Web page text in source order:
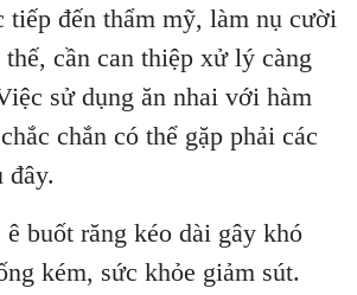
tiếp đến thẩm mỹ, làm nụ cười
cần can thiệp xử lý càng
sử dụng ăn nhai với hàm
chắn có thể gặp phải các
đây.
buốt răng kéo dài gây khó
kém, sức khỏe giảm sút.